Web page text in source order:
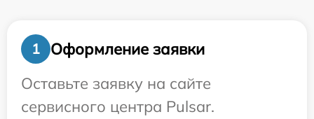
1
Оформление заявки
Оставьте заявку на сайте
сервисного центра Pulsar.